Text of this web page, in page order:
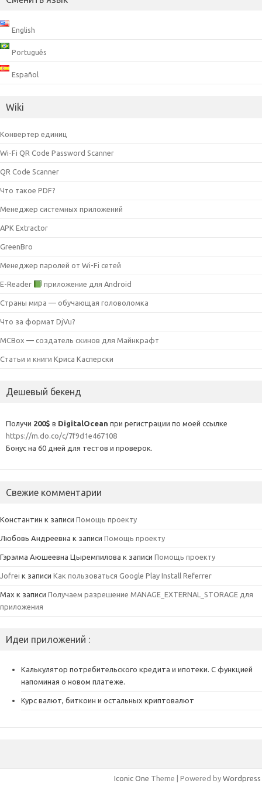
English
Português
Español
Wiki
Конвертер единиц
Wi-Fi QR Code Password Scanner
QR Code Scanner
Что такое PDF?
Менеджер системных приложений
APK Extractor
GreenBro
Менеджер паролей от Wi-Fi сетей
E-Reader приложение для Android
Страны мира — обучающая головоломка
Что за формат DjVu?
MCBox — создатель скинов для Майнкрафт
Статьи и книги Криса Касперски
Дешевый бекенд
Получи 200$ в DigitalOcean при регистрации по моей ссылке
https://m.do.co/c/7f9d1e467108
Бонус на 60 дней для тестов и проверок.
Свежие комментарии
Константин к записи Помощь проекту
Любовь Андреевна к записи Помощь проекту
Гэрэлма Аюшеевна Цыремпилова к записи Помощь проекту
Jofrei к записи Как пользоваться Google Play Install Referrer
Max к записи Получаем разрешение MANAGE_EXTERNAL_STORAGE для
приложения
Идеи приложений :
Калькулятор потребительского кредита и ипотеки. С функцией
напоминая о новом платеже.
Курс валют, биткоин и остальных криптовалют
Iconic One Theme | Powered by Wordpress